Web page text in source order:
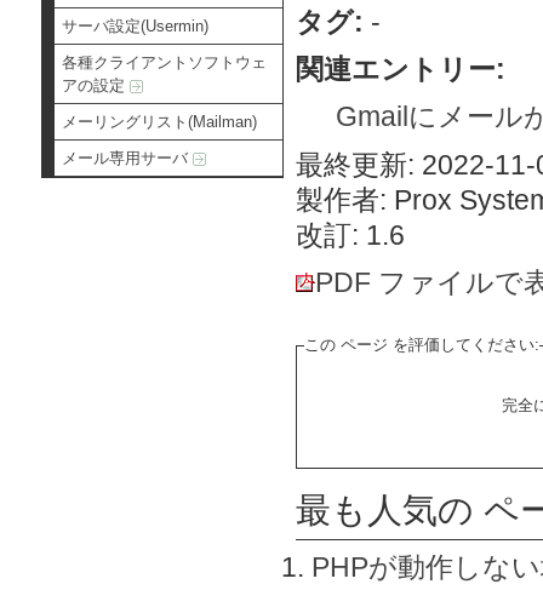
サーバ設定(Usermin)
各種クライアントソフトウェ
アの設定
メーリングリスト(Mailman)
メール専用サーバ
タグ: -
関連エントリー:
Gmailにメール
最終更新: 2022-
製作者: Prox
改訂: 1.6
PDF ファイルで
この ページ を評価してください:
完全
最も人気の ペ
PHPが動作しな